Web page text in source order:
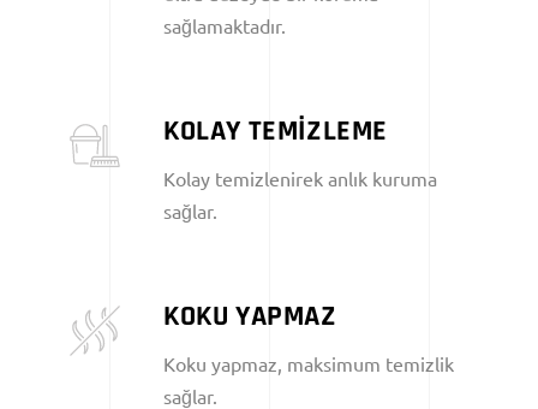
sağlamaktadır.
KOLAY TEMİZLEME
Kolay temizlenirek anlık kuruma
sağlar.
KOKU YAPMAZ
Koku yapmaz, maksimum temizlik
sağlar.